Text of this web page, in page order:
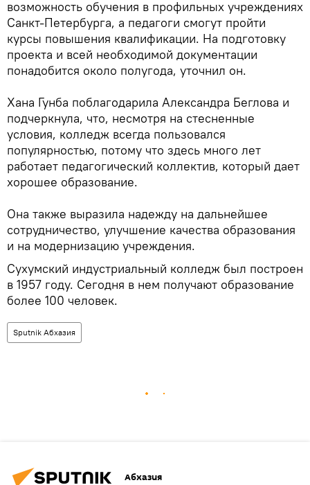
возможность обучения в профильных учреждениях
Санкт-Петербурга, а педагоги смогут пройти
курсы повышения квалификации. На подготовку
проекта и всей необходимой документации
понадобится около полугода, уточнил он.
Хана Гунба поблагодарила Александра Беглова и
подчеркнула, что, несмотря на стесненные
условия, колледж всегда пользовался
популярностью, потому что здесь много лет
работает педагогический коллектив, который дает
хорошее образование.
Она также выразила надежду на дальнейшее
сотрудничество, улучшение качества образования
и на модернизацию учреждения.
Сухумский индустриальный колледж был построен
в 1957 году. Сегодня в нем получают образование
более 100 человек.
Sputnik Абхазия
Абхазия